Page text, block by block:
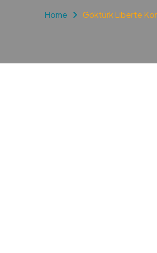
Home Göktürk Liberte